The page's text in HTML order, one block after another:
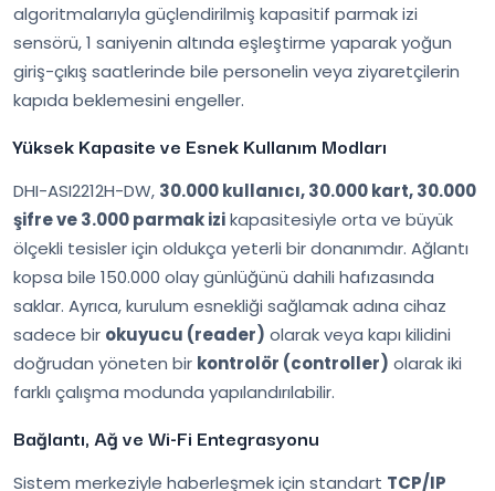
algoritmalarıyla güçlendirilmiş kapasitif parmak izi
sensörü, 1 saniyenin altında eşleştirme yaparak yoğun
giriş-çıkış saatlerinde bile personelin veya ziyaretçilerin
kapıda beklemesini engeller.
Yüksek Kapasite ve Esnek Kullanım Modları
DHI-ASI2212H-DW, 30.000 kullanıcı, 30.000 kart, 30.000
şifre ve 3.000 parmak izikapasitesiyle orta ve büyük
ölçekli tesisler için oldukça yeterli bir donanımdır. Ağlantı
kopsa bile 150.000 olay günlüğünü dahili hafızasında
saklar. Ayrıca, kurulum esnekliği sağlamak adına cihaz
sadece bir okuyucu (reader) olarak veya kapı kilidini
doğrudan yöneten bir kontrolör (controller) olarak iki
farklı çalışma modunda yapılandırılabilir.
Bağlantı, Ağ ve Wi-Fi Entegrasyonu
Sistem merkeziyle haberleşmek için standart TCP/IP